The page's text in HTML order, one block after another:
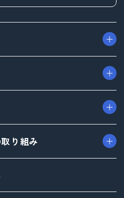
生り組み